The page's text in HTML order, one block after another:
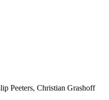
Peeters, Christian Grashoff